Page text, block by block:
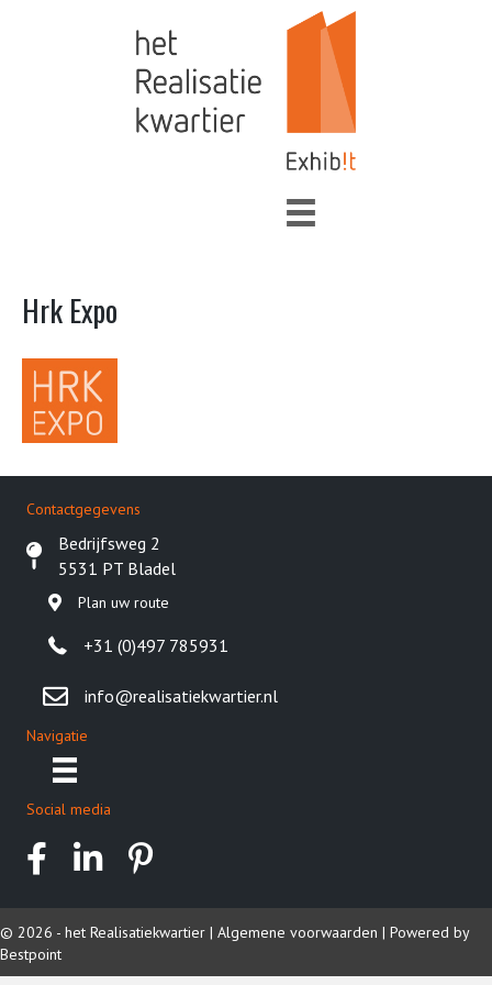
Hrk Expo
Contactgegevens
Bedrijfsweg 2
5531 PT Bladel
Plan uw route
+31 (0)497 785931
info@realisatiekwartier.nl
Navigatie
Social media
© 2026 - het Realisatiekwartier | Algemene voorwaarden | Powered by
Bestpoint